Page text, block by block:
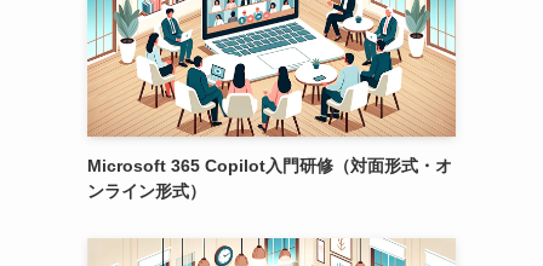
Microsoft 365 Copilot入門研修（対面形式・オ
ンライン形式）